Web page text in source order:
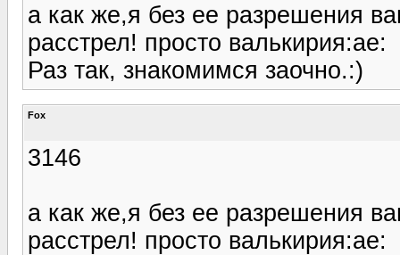
а как же,я без ее разрешения
расстрел! просто валькирия:ae:
Раз так, знакомимся заочно.:)
Fox
3146
а как же,я без ее разрешения
расстрел! просто валькирия:ae: